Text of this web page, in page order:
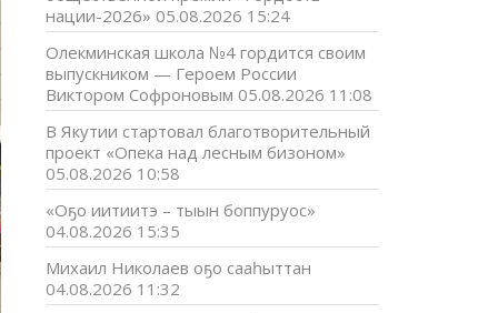
нации-2026» 05.08.2026 15:24
Олекминская школа №4 гордится своим
выпускником — Героем России
Виктором Софроновым 05.08.2026 11:08
В Якутии стартовал благотворительный
проект «Опека над лесным бизоном»
05.08.2026 10:58
«Оҕо иитиитэ – тыын боппуруос»
04.08.2026 15:35
Михаил Николаев оҕо сааһыттан
04.08.2026 11:32